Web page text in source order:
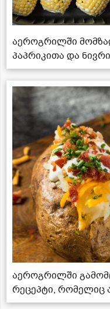
აეროგრილში
პაპრიკითა და
აეროგრილში
რეცეპტი, რომელიც